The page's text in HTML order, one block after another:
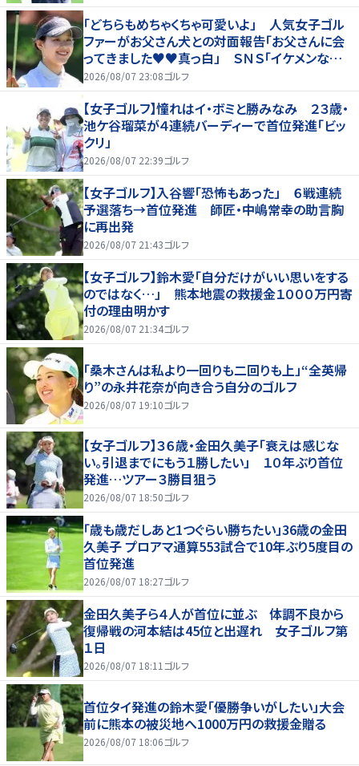
「どちらもめちゃくちゃ可愛いよ」 人気女子ゴル
ファーがお父さん犬との対面報告「お父さんに会
ってきました♥♥真っ白」 ＳＮＳ「イケメンなお
父さん」「白戸家入りするんですか？」
2026/08/07 23:08ゴルフ
【女子ゴルフ】憧れはイ・ボミと勝みなみ ２３歳・
池ケ谷瑠菜が４連続バーディーで首位発進「ビッ
クリ」
2026/08/07 22:39ゴルフ
【女子ゴルフ】入谷響「恐怖もあった」 ６戦連続
予選落ち→首位発進 師匠・中嶋常幸の助言胸
に再出発
2026/08/07 21:43ゴルフ
【女子ゴルフ】鈴木愛「自分だけがいい思いをする
のではなく…」 熊本地震の救援金１０００万円寄
付の理由明かす
2026/08/07 21:34ゴルフ
「桑木さんは私より一回りも二回りも上」“全英帰
り”の永井花奈が向き合う自分のゴルフ
2026/08/07 19:10ゴルフ
【女子ゴルフ】３６歳・金田久美子「衰えは感じな
い。引退までにもう１勝したい」 １０年ぶり首位
発進…ツアー３勝目狙う
2026/08/07 18:50ゴルフ
「歳も歳だしあと1つぐらい勝ちたい」36歳の金田
久美子 プロアマ通算553試合で10年ぶり5度目の
首位発進
2026/08/07 18:27ゴルフ
金田久美子ら４人が首位に並ぶ 体調不良から
復帰戦の河本結は45位と出遅れ 女子ゴルフ第
１日
2026/08/07 18:11 ゴルフ
首位タイ発進の鈴木愛「優勝争いがしたい」大会
前に熊本の被災地へ1000万円の救援金贈る
2026/08/07 18:06ゴルフ